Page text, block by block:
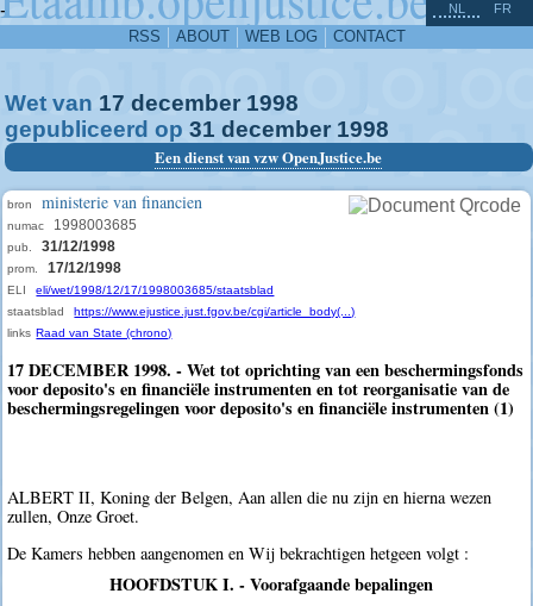
-
RSS ABOUT WEB LOG CONTACT
NL FR
Wet van 17 december 1998
gepubliceerd op 31 december 1998
Een dienst van vzw OpenJustice.be
bron ministerie van financien
numac 1998003685
pub. 31/12/1998
prom. 17/12/1998
ELI
eli/wet/1998/12/17/1998003685/staatsblad
staatsblad
https://www.ejustice.just.fgov.be/cgi/article_body(...)
links Raad van State (chrono)
17 DECEMBER 1998. - Wet tot oprichting van een beschermingsfonds
voor deposito's en financiële instrumenten en tot reorganisatie van de
beschermingsregelingen voor deposito's en financiële instrumenten (1)
ALBERT II, Koning der Belgen, Aan allen die nu zijn en hierna wezen
zullen, Onze Groet.
De Kamers hebben aangenomen en Wij bekrachtigen hetgeen volgt :
HOOFDSTUK I. - Voorafgaande bepalingen
^